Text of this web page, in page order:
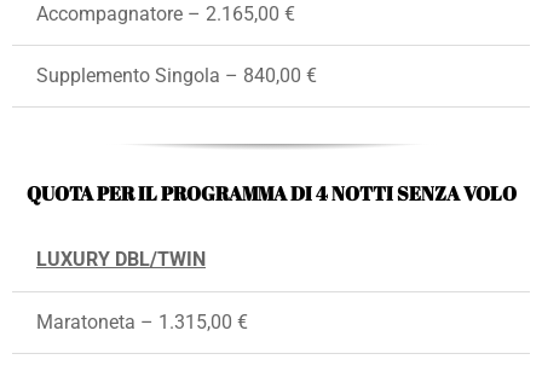
Accompagnatore – 2.165,00 €
Supplemento Singola – 840,00 €
QUOTA PER IL PROGRAMMA DI 4 NOTTI SENZA VOLO
LUXURY DBL/TWIN
Maratoneta – 1.315,00 €